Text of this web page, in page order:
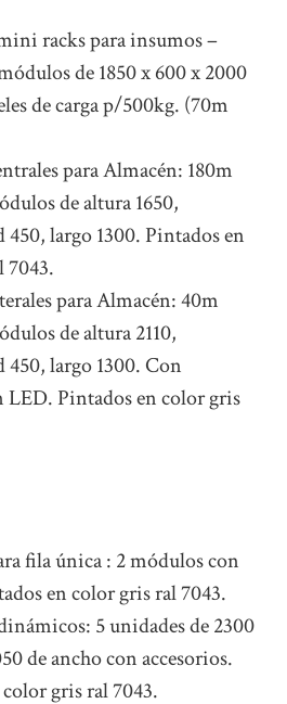
racks para insumos –
de 1850 x 600 x 2000
de carga p/500kg. (70m
para Almacén: 180m
de altura 1650,
largo 1300. Pintados en
7043.
para Almacén: 40m
de altura 2110,
largo 1300. Con
Pintados en color gris
fila única : 2 módulos con
en color gris ral 7043.
5 unidades de 2300
de ancho con accesorios.
gris ral 7043.